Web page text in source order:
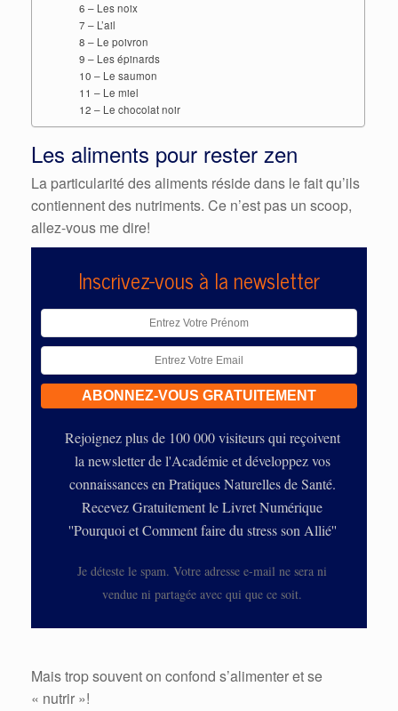
6 – Les noix
7 – L’ail
8 – Le poivron
9 – Les épinards
10 – Le saumon
11 – Le miel
12 – Le chocolat noir
Les aliments pour rester zen
La particularité des aliments réside dans le fait qu’ils
contiennent des nutriments. Ce n’est pas un scoop,
allez-vous me dire!
Inscrivez-vous à la newsletter
Rejoignez plus de 100 000 visiteurs qui reçoivent
la newsletter de l'Académie et développez vos
connaissances en Pratiques Naturelles de Santé.
Recevez Gratuitement le Livret Numérique
''Pourquoi et Comment faire du stress son Allié''
Je déteste le spam. Votre adresse e-mail ne sera ni
vendue ni partagée avec qui que ce soit.
Mais trop souvent on confond s’alimenter et se
« nutrir »!